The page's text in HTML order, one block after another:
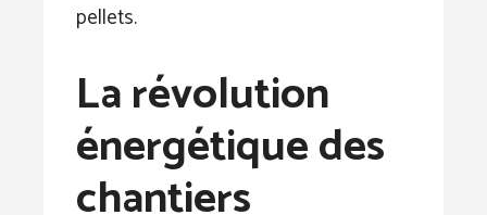
pellets.
La révolution
énergétique des
chantiers